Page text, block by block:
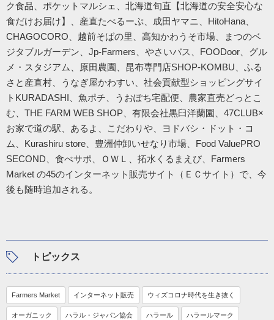
ク食品、ポケットマルシェ、北海道旬直【北海道の安全安心な
食だけお届け】、産直たべるーぷ、成田ヤマニ、HitoHana、
CHAGOCORO、越前そばの里、高知かわうそ市場、まつのベ
ジタブルガーデン、Jp-Farmers、やさいバス、FOODoor、グル
メ・スタジアム、原田農園、昆布専門店SHOP-KOMBU、ふる
さと産直村、うなぎ屋かわすい、社会貢献型ショッピングサイ
トKURADASHI、魚ポチ、うおぽち宅配便、農家直売どっとこ
む、THE FARM WEB SHOP、有限会社黒臼洋蘭園、47CLUB×
お家で道の駅、あるよ、こだわりや、ヨドバシ・ドット・コ
ム、Kurashiru store、豊洲仲卸いせなり市場、Food ValuePRO
SECOND、食べサポ、ＯＷＬ、拓水くるまえび、Farmers
Market の45のインターネット販売サイト（ＥＣサイト）で、今
後も随時追加される。
トピックス
Farmers Market インターネット販売 ウィズコロナ時代を生き抜く
オーガニック ハラル・ジャパン協会 ハラール ハラールマーク